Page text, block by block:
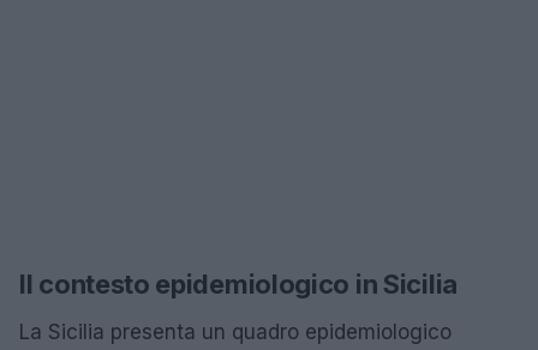
Il contesto epidemiologico in Sicilia
La Sicilia presenta un quadro epidemiologico